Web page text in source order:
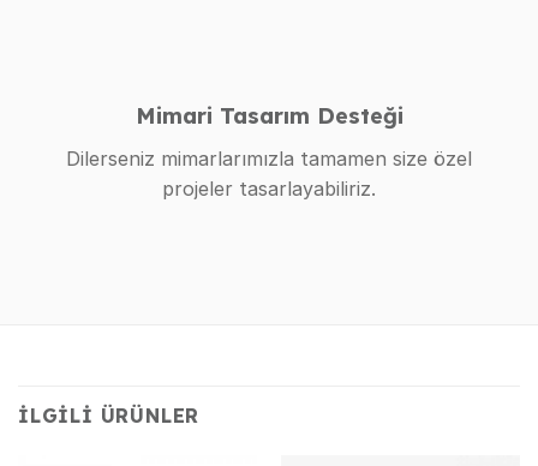
Mimari Tasarım Desteği
Dilerseniz mimarlarımızla tamamen size özel
projeler tasarlayabiliriz.
İLGILI ÜRÜNLER